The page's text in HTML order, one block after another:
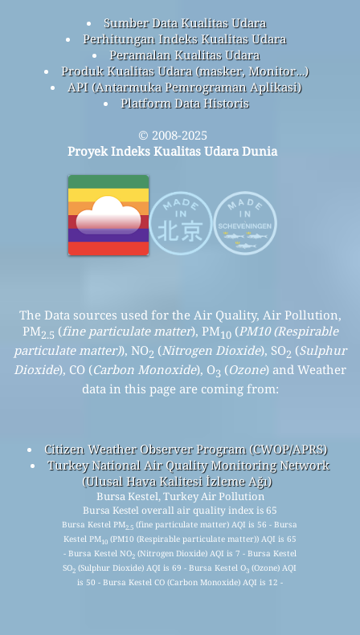
Sumber Data Kualitas Udara
Perhitungan Indeks Kualitas Udara
Peramalan Kualitas Udara
Produk Kualitas Udara (masker, Monitor…)
API (Antarmuka Pemrograman Aplikasi)
Platform Data Historis
© 2008-2025
Proyek Indeks Kualitas Udara Dunia
The Data sources used for the Air Quality, Air Pollution,
PM2.5 (fine particulate matter), PM10(PM10 (Respirable
particulate matter)), NO2 (Nitrogen Dioxide), SO2 (Sulphur
Dioxide), CO (Carbon Monoxide), O3 (Ozone) and Weather
data in this page are coming from:
Citizen Weather Observer Program (CWOP/APRS)
Turkey National Air Quality Monitoring Network
(Ulusal Hava Kalitesi İzleme Ağı)
Bursa Kestel, Turkey Air Pollution
Bursa Kestel overall air quality index is 65
Bursa Kestel PM2.5 (fine particulate matter) AQI is 56 - Bursa
Kestel PM10(PM10 (Respirable particulate matter)) AQI is 65
- Bursa Kestel NO2(Nitrogen Dioxide) AQI is 7 - Bursa Kestel
SO2 (Sulphur Dioxide) AQI is 69 - Bursa Kestel O3 (Ozone) AQI
is 50 - Bursa Kestel CO (Carbon Monoxide) AQI is 12 -